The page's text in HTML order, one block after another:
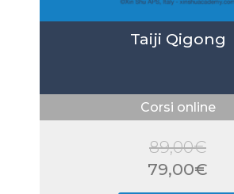
Taiji Qigong
Corsi online
89,00€
Il
79,00€